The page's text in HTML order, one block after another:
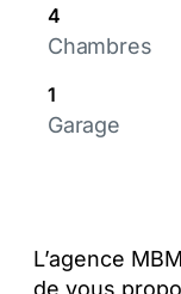
4
Chambres
1
Garage
L’agence
de vous